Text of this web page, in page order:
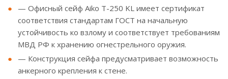
— Офисный сейф Aiko T-250 KL имеет сертификат
соответствия стандартам ГОСТ на начальную
устойчивость ко взлому и соответствует требованиям
МВД РФ к хранению огнестрельного оружия.
— Конструкция сейфа предусматривает возможность
анкерного крепления к стене.